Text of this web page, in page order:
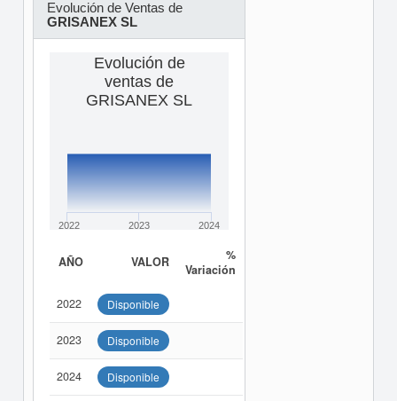
Evolución de Ventas de
GRISANEX SL
Evolución de
ventas de
GRISANEX SL
2022 2023 2024
AÑO VALOR
%
Variación
2022 Disponible
2023 Disponible
2024 Disponible